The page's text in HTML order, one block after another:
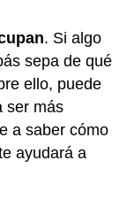
. Si algo
sepa de qué
ello, puede
ser más
a saber cómo
ayudará a